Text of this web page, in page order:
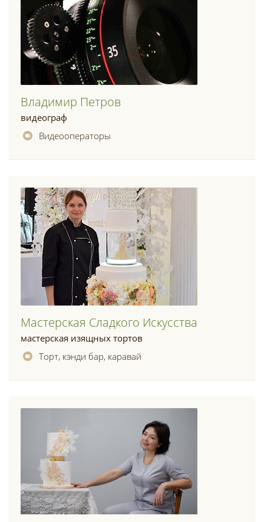
Владимир Петров
видеограф
Видеооператоры
Мастерская Сладкого Искусства
мастерская изящных тортов
Торт, кэнди бар, каравай